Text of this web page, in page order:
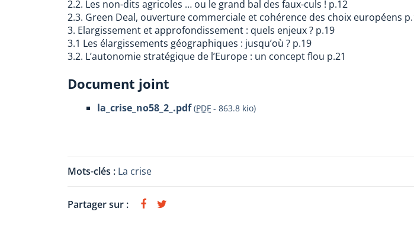
2.2. Les non-dits agricoles … ou le grand bal des faux-culs ! p.12
2.3. Green Deal, ouverture commerciale et cohérence des choix européens
3. Elargissement et approfondissement : quels enjeux ? p.19
3.1 Les élargissements géographiques : jusqu’où ? p.19
3.2. L’autonomie stratégique de l’Europe : un concept flou p.21
Document joint
la_crise_no58_2_.pdf (PDF - 863.8 kio)
Mots-clés : La crise
Partager sur :